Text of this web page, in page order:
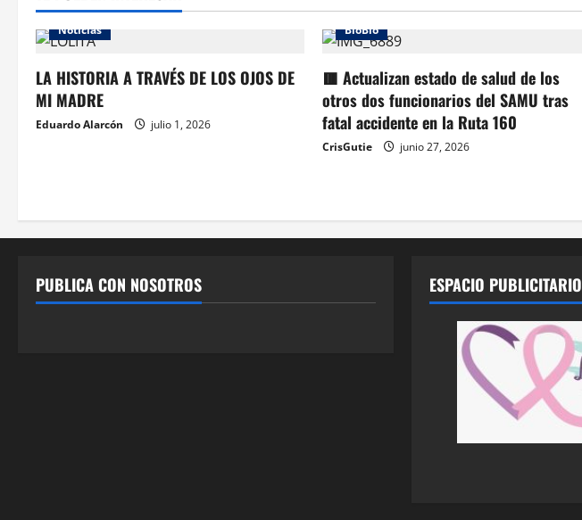
Noticias
LA HISTORIA A TRAVÉS DE LOS OJOS DE
MI MADRE
Eduardo Alarcón julio 1, 2026
BioBio
🟥 Actualizan estado de salud de los
otros dos funcionarios del SAMU tras
fatal accidente en la Ruta 160
CrisGutie junio 27, 2026
PUBLICA CON NOSOTROS ESPACIO PUBLICITARIO